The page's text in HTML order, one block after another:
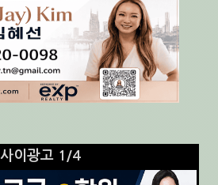
사이광고 1/4